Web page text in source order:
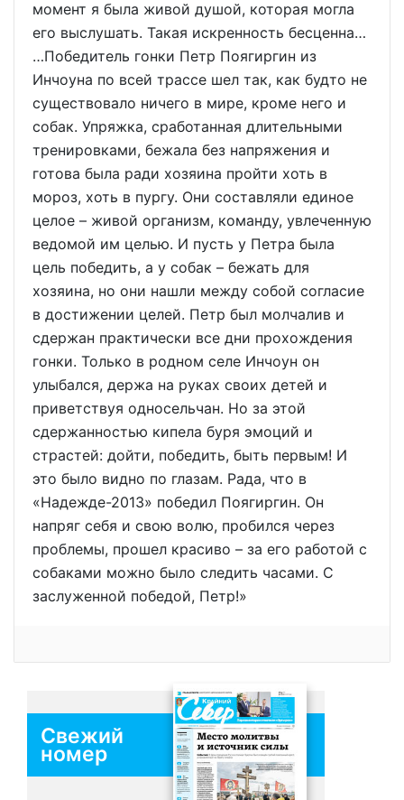
момент я была живой душой, которая могла
его выслушать. Такая искренность бесценна…
…Победитель гонки Петр Поягиргин из
Инчоуна по всей трассе шел так, как будто не
существовало ничего в мире, кроме него и
собак. Упряжка, сработанная длительными
тренировками, бежала без напряжения и
готова была ради хозяина пройти хоть в
мороз, хоть в пургу. Они составляли единое
целое – живой организм, команду, увлеченную
ведомой им целью. И пусть у Петра была
цель победить, а у собак – бежать для
хозяина, но они нашли между собой согласие
в достижении целей. Петр был молчалив и
сдержан практически все дни прохождения
гонки. Только в родном селе Инчоун он
улыбался, держа на руках своих детей и
приветствуя односельчан. Но за этой
сдержанностью кипела буря эмоций и
страстей: дойти, победить, быть первым! И
это было видно по глазам. Рада, что в
«Надежде-2013» победил Поягиргин. Он
напряг себя и свою волю, пробился через
проблемы, прошел красиво – за его работой с
собаками можно было следить часами. С
заслуженной победой, Петр!»
Свежий
номер